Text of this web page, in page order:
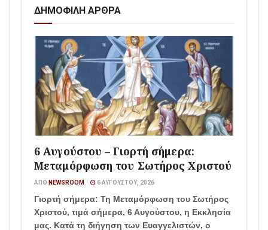
ΔΗΜΟΦΙΛΗ ΑΡΘΡΑ
6 Αυγούστου – Γιορτή σήμερα:
Μεταμόρφωση του Σωτήρος Χριστού
ΑΠΌ NEWSROOM 6 ΑΥΓΟΎΣΤΟΥ, 2026
Γιορτή σήμερα: Τη Μεταμόρφωση του Σωτήρος
Χριστού, τιμά σήμερα, 6 Αυγούστου, η Εκκλησία
μας. Κατά τη διήγηση των Ευαγγελιστών, ο